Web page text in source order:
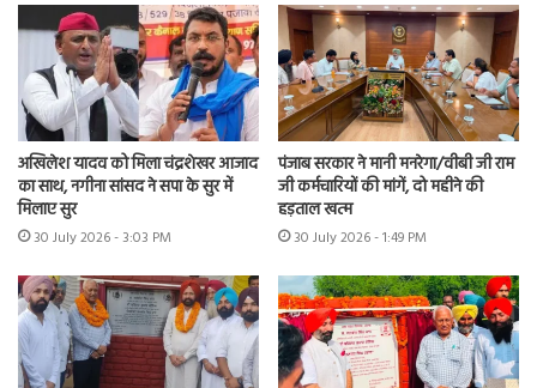
अखिलेश यादव को मिला चंद्रशेखर आजाद
का साथ, नगीना सांसद ने सपा के सुर में
मिलाए सुर
30 July 2026 - 3:03 PM
पंजाब सरकार ने मानी मनरेगा/वीबी जी राम
जी कर्मचारियों की मांगें, दो महीने की
हड़ताल खत्म
30 July 2026 - 1:49 PM